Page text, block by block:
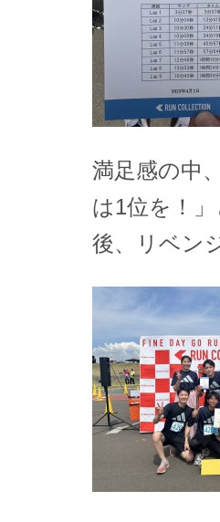
満足感の中
は1位を！
後、リベン